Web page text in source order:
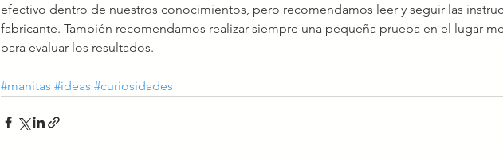
efectivo dentro de nuestros conocimientos, pero recomendamos leer y seguir las
fabricante. También recomendamos realizar siempre una pequeña prueba en el lugar
para evaluar los resultados.
#manitas #ideas #curiosidades